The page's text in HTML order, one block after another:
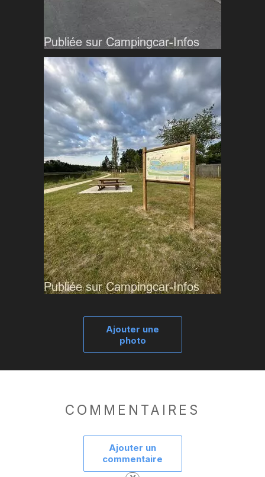
Ajouter une
photo
COMMENTAIRES
Ajouter un
commentaire